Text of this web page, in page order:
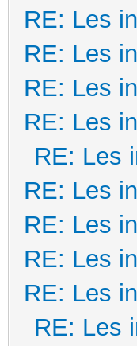
RE: Les
RE: Les
RE: Les
RE: Les
RE: Les
RE: Les
RE: Les
RE: Les
RE: Les
RE: Les